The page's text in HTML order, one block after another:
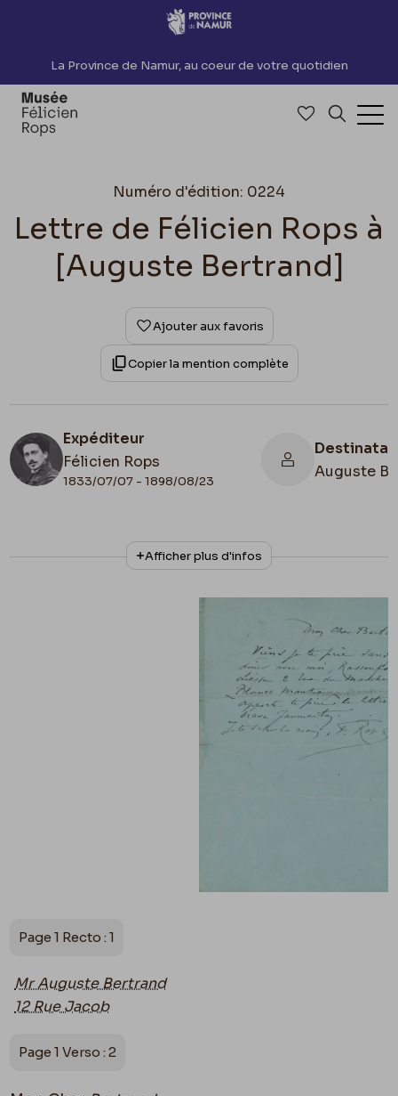
Accèder directement au contenu
La Province de Namur, au coeur de votre quotidien
Accéder à
Numéro d'édition: 0224
Lettre de Félicien Rops à
[Auguste Bertrand]
Ajouter aux favoris
Copier la mention complète
Expéditeur
Félicien Rops
1833/07/07 - 1898/08/23
Auguste
N° d'inventaire
APC/27194/3
Collationnage
Autographe
Cachet d'envoi
1894/02/22
Belgique, Province de Namur, musée Félicien
Rops, Fédération Wallonie-Bruxelles,
acquisition réalisée grâce au soutien du
Fonds Léon Courtin – Marcel Bouché, géré
par la Fondation Roi Baudouin.
Afficher plus d'infos
Page 1 Recto : 1
Mr Auguste Bertrand
12 Rue Jacob
Page 1 Verso : 2